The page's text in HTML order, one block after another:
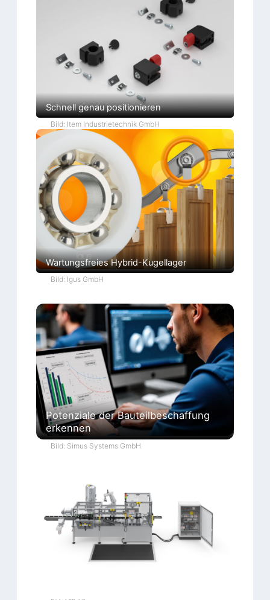
Schnell genau positionieren
Bild: Item Industrietechnik GmbH
Wartungsfreies Hybrid-Kugellager
Bild: Igus GmbH
Potenziale der Bauteilbeschaffung
erkennen
Bild: Simus Systems GmbH